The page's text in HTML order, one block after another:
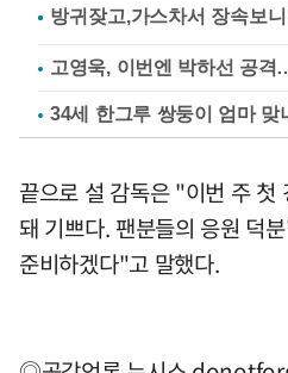
고영욱, 이번엔 박하선 공
34세 한그루 쌍둥이 엄마
끝으로 설 감독은 "이번 주 첫
돼 기쁘다. 팬분들의 응원 덕
준비하겠다"고 말했다.